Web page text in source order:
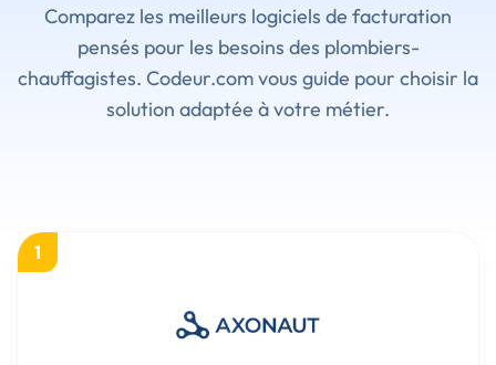
Comparez les meilleurs logiciels de facturation
pensés pour les besoins des plombiers-
chauffagistes. Codeur.com vous guide pour choisir la
solution adaptée à votre métier.
1